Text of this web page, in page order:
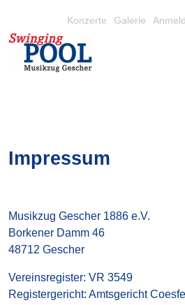
Konzerte Galerie
Impressum
Musikzug Gescher 1886 e.V.
Borkener Damm 46
48712 Gescher
Vereinsregister: VR 3549
Registergericht: Amtsgericht